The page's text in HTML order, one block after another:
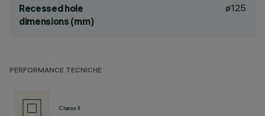
Recessed hole
dimensions (mm)
ø125
PERFORMANCE TECNICHE
Classe II